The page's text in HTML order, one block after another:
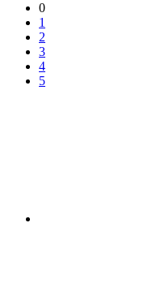
0
1
2
3
4
5